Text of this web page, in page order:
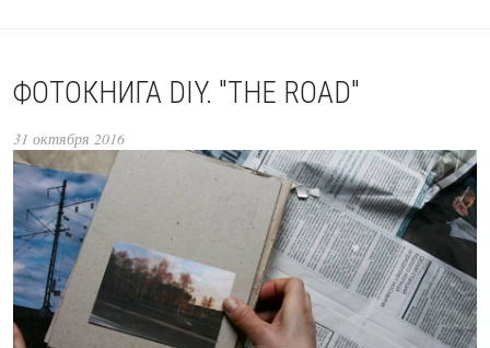
ФОТОКНИГА DIY. "THE ROAD"
31 октября 2016